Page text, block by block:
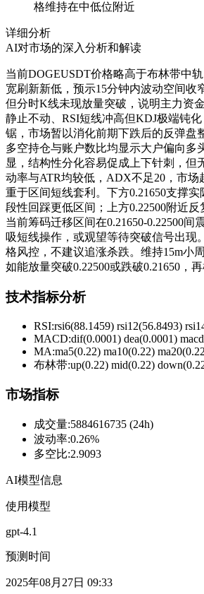
格维持在中低位附近
详细分析
AI对市场的深入分析和解读
当前DOGEUSDT价格略高于布林带中
宽刷新新低，预示15分钟内波动空间收
但分时K线未现放量突破，说明主力资
静止不动、RSI短线冲高但KDJ极端钝
锯，市场暂以消化前期下跌后的反弹盘
多空持仓与账户数比均显示大户偏向多
显，结构性分化容易促成上下针刺，但
动率与ATR均较低，ADX不足20，市场
重于区间短线套利。下方0.21650支撑
段性回踩更低区间；上方0.22500附近反
当前筹码迁移区间在0.21650-0.22500间
吸短线操作，或观望等待突破信号出现
格风控，不建议追涨杀跌。维持15m小
如能放量突破0.22500或跌破0.21650，
技术指标分析
RSI:rsi6(88.1459) rsi12(56.8493)
MACD:dif(0.0001) dea(0.0001)
MA:ma5(0.22) ma10(0.22)
布林带:up(0.22) mid(0.22)
市场指标
成交量:5884616735 (24h)
波动率:0.26%
多空比:2.9093
AI模型信息
使用模型
gpt-4.1
预测时间
2025年08月27日 09:33